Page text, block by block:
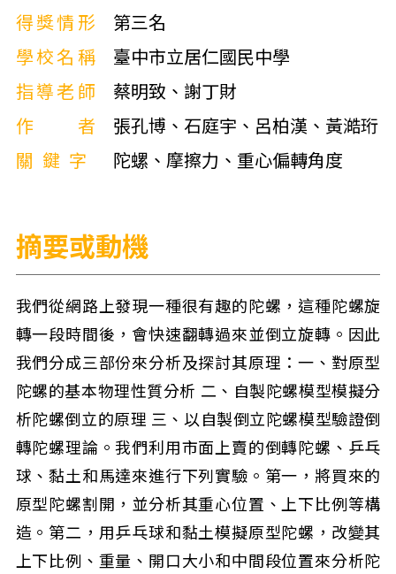
得獎情形
第三名
學校名稱
臺中市立居仁國民中學
指導老師
蔡明致、謝丁財
作者
張孔博、石庭宇、呂柏漢、黃澔珩
關鍵字
陀螺、摩擦力、重心偏轉角度
摘要或動機
我們從網路上發現一種很有趣的陀螺，這種陀螺旋
轉一段時間後，會快速翻轉過來並倒立旋轉。因此
我們分成三部份來分析及探討其原理：一、對原型
陀螺的基本物理性質分析 二、自製陀螺模型模擬分
析陀螺倒立的原理 三、以自製倒立陀螺模型驗證倒
轉陀螺理論。我們利用市面上賣的倒轉陀螺、乒乓
球、黏土和馬達來進行下列實驗。第一，將買來的
原型陀螺割開，並分析其重心位置、上下比例等構
造。第二，用乒乓球和黏土模擬原型陀螺，改變其
上下比例、重量、開口大小和中間段位置來分析陀